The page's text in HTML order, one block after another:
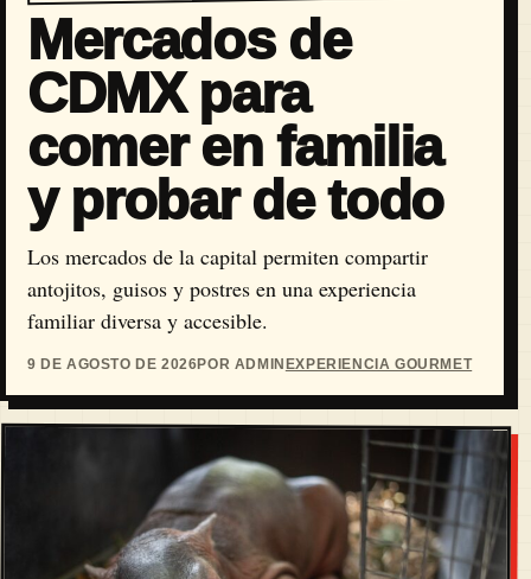
Mercados de
CDMX para
comer en familia
y probar de todo
Los mercados de la capital permiten compartir
antojitos, guisos y postres en una experiencia
familiar diversa y accesible.
9 DE AGOSTO DE 2026POR ADMIN EXPERIENCIA GOURMET